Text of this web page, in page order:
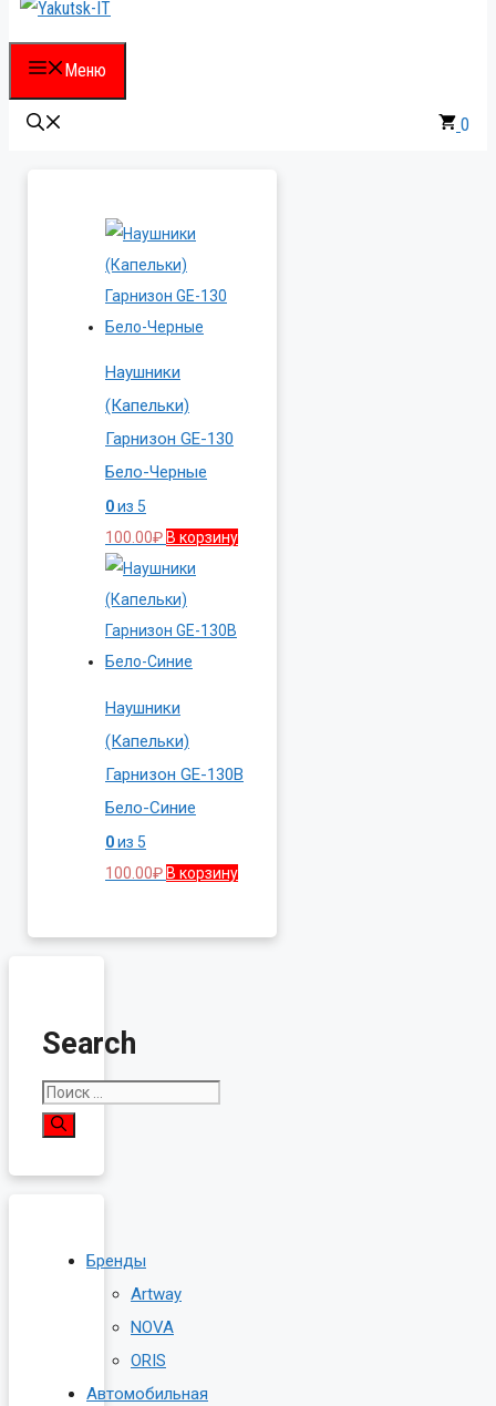
Меню
0
Наушники
(Капельки)
Гарнизон GE-130
Бело-Черные
0из 5
100.00₽ В корзину
Наушники
(Капельки)
Гарнизон GE-130B
Бело-Синие
0из 5
100.00₽ В корзину
Search
Поиск:
Бренды
Artway
NOVA
ORIS
Автомобильная